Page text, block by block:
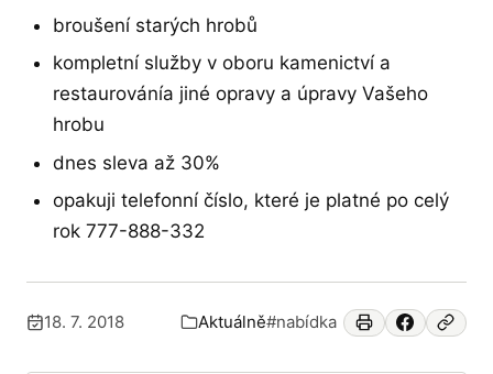
broušení starých hrobů
kompletní služby v oboru kamenictví a
restaurovánía jiné opravy a úpravy Vašeho
hrobu
dnes sleva až 30%
opakuji telefonní číslo, které je platné po celý
rok 777-888-332
Publikováno:
18. 7. 2018
Zařazeno v:
Aktuálně#nabídka